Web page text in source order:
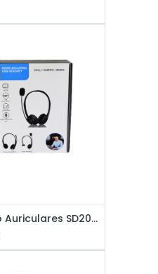
Genérico Auriculares SD200U / USB / Negro